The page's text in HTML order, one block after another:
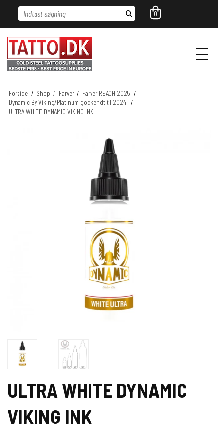
Indtast søgning 0
Forside / Shop / Farver / Farver REACH 2025 /
Dynamic By Viking/Platinum godkendt til 2024. /
ULTRA WHITE DYNAMIC VIKING INK
ULTRA WHITE DYNAMIC
VIKING INK